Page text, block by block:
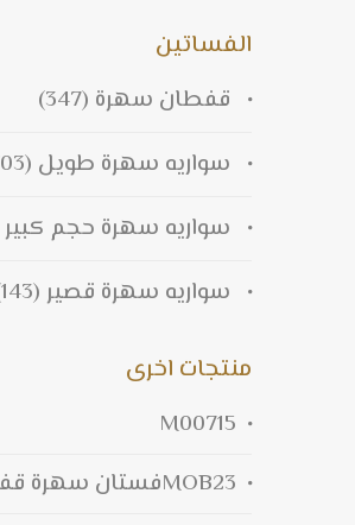
الفساتين
قفطان سهرة (347)
سواريه سهرة طويل (703)
سواريه سهرة حجم كبير
سواريه سهرة قصير (143)
منتجات اخرى
M00715
MOB23فستان سهرة قفطان